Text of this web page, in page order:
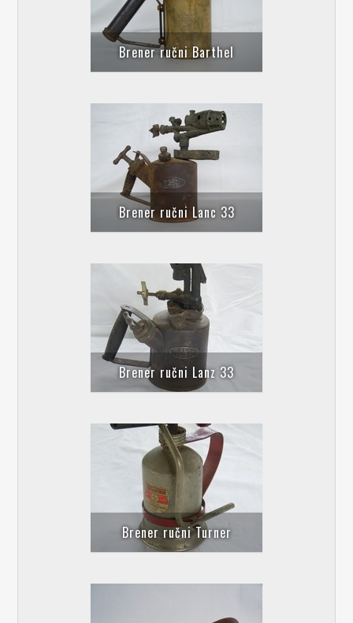
Brener ručni Barthel
Brener ručni Lanc 33
Brener ručni Lanz 33
Brener ručni Turner